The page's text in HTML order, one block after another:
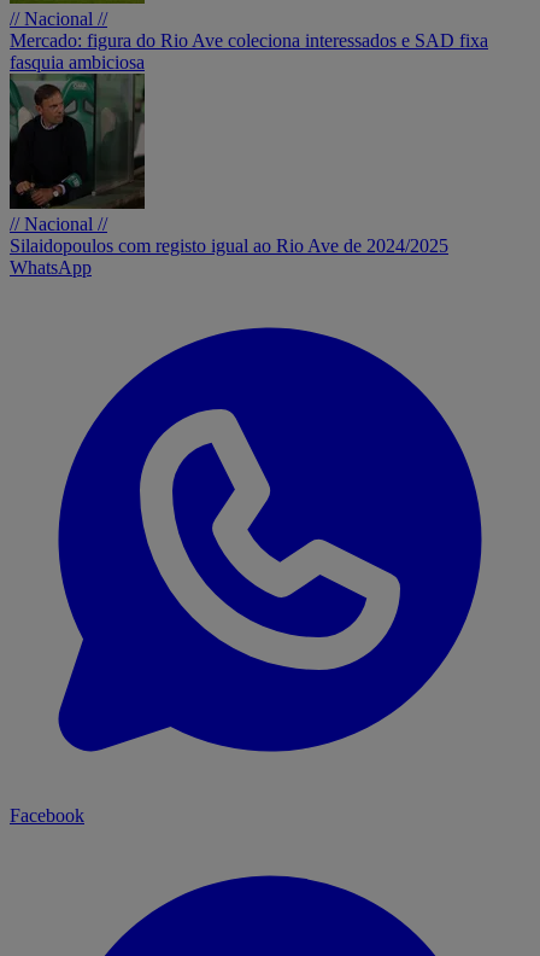
// Nacional //
Mercado: figura do Rio Ave coleciona interessados e SAD fixa
fasquia ambiciosa
// Nacional //
Silaidopoulos com registo igual ao Rio Ave de 2024/2025
WhatsApp
Facebook